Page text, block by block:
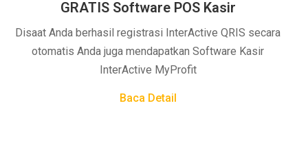
GRATIS Software POS Kasir
Disaat Anda berhasil registrasi InterActive QRIS secara
otomatis Anda juga mendapatkan Software Kasir
InterActive MyProfit
Baca Detail